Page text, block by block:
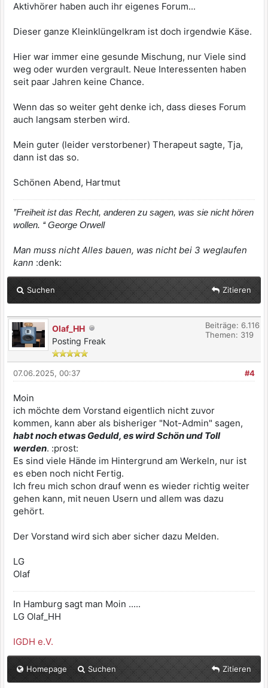
Aktivhörer haben auch ihr eigenes Forum...
Dieser ganze Kleinklüngelkram ist doch irgendwie Käse.
Hier war immer eine gesunde Mischung, nur Viele sind
weg oder wurden vergrault. Neue Interessenten haben
seit paar Jahren keine Chance.
Wenn das so weiter geht denke ich, dass dieses Forum
auch langsam sterben wird.
Mein guter (leider verstorbener) Therapeut sagte, Tja,
dann ist das so.
Schönen Abend, Hartmut
’’Freiheit ist das Recht, anderen zu sagen, was sie nicht hören
wollen. ‘‘ George Orwell
Man muss nicht Alles bauen, was nicht bei 3 weglaufen
kann :denk:
Suchen Zitieren
Olaf_HH
Posting Freak
Beiträge: 6.116
Themen: 319
#4
07.06.2025, 00:37
Moin
ich möchte dem Vorstand eigentlich nicht zuvor
kommen, kann aber als bisheriger "Not-Admin" sagen,
habt noch etwas Geduld, es wird Schön und Toll
werden. :prost:
Es sind viele Hände im Hintergrund am Werkeln, nur ist
es eben noch nicht Fertig.
Ich freu mich schon drauf wenn es wieder richtig weiter
gehen kann, mit neuen Usern und allem was dazu
gehört.
Der Vorstand wird sich aber sicher dazu Melden.
LG
Olaf
In Hamburg sagt man Moin .....
LG Olaf_HH
IGDH e.V.
Homepage Suchen Zitieren